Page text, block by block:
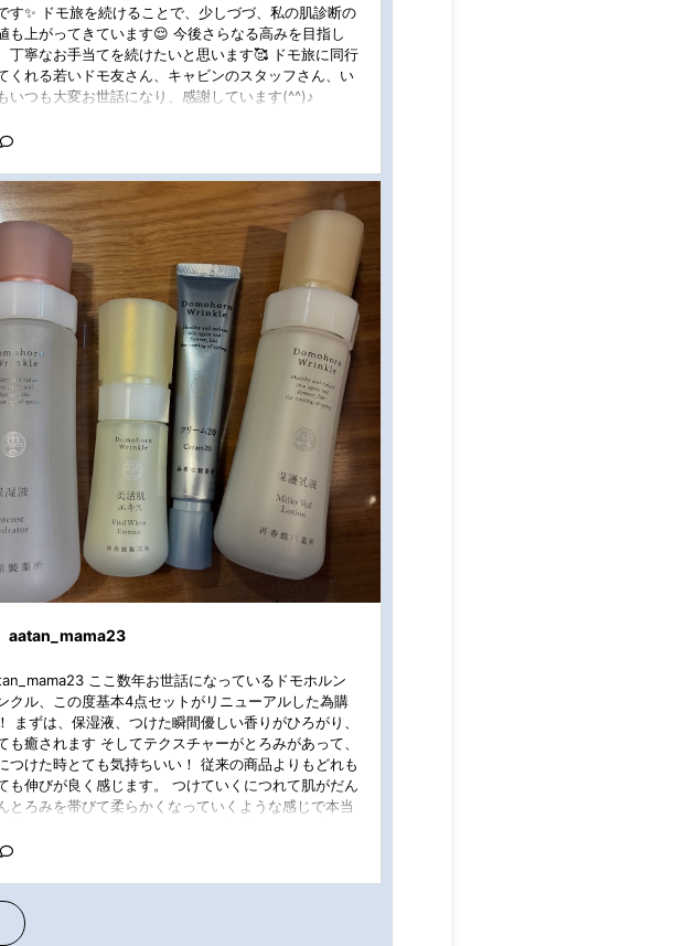
す✨️ ドモ旅を続けることで、少しづづ、私の肌診断の
も上がってきています😌 今後さらなる高みを目指し
丁寧なお手当てを続けたいと思います🥰 ドモ旅に同行
くれる若いドモ友さん、キャビンのスタッフさん、い
いつも大変お世話になり、感謝しています(^^)♪
aatan_mama23
ここ数年お世話になっているドモホルン
クル、この度基本4点セットがリニューアルした為購
まずは、保湿液、つけた瞬間優しい香りがひろがり、
も癒されます そしてテクスチャーがとろみがあって、
つけた時とても気持ちいい！ 従来の商品よりもどれも
も伸びが良く感じます。 つけていくにつれて肌がだん
とろみを帯びて柔らかくなっていくような感じで本当
でもとても実感しやすくてさらに気に入りました！ #